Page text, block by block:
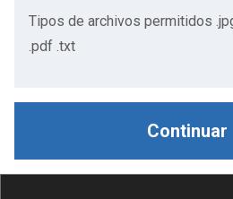
Tipos de archivos permitidos
.pdf .txt
Continuar